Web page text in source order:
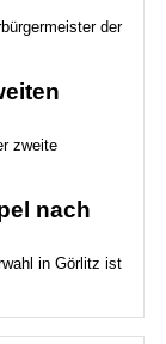
der
zweite
nach
in Görlitz ist